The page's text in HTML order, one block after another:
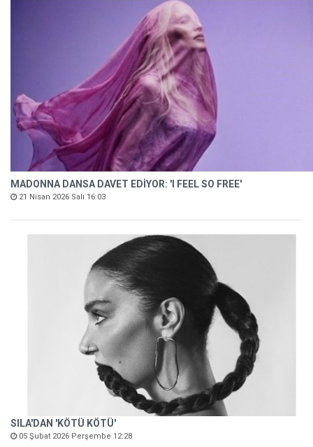
MADONNA DANSA DAVET EDİYOR: 'I FEEL SO FREE'
21 Nisan 2026 Salı 16:03
SILA'DAN 'KÖTÜ KÖTÜ'
05 Şubat 2026 Perşembe 12:28